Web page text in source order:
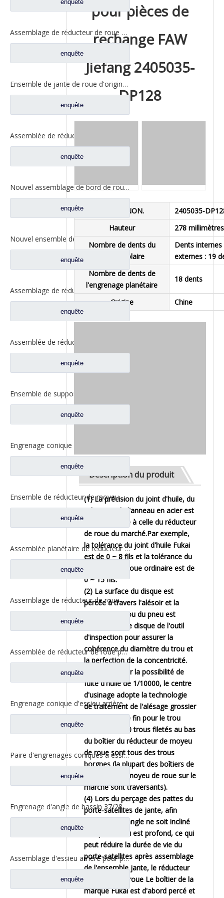
enquête
Assemblage de réducteur de roue de haute qualité pour pièces de rechange FAW Aowei 2405035-A6E
enquête
Ensemble de jante de roue d'origine pour pièces de rechange de camion automatique FAW Aowei 2405035-AOE
enquête
enquête
Nouvel assemblage de bord de roue AC16 pour pièces de camion automatique Sinotruk HOWO AZ9981340370
enquête
Nouvel ensemble de bord de roue AC16 pour pièces de camion automatique Sinotruk HOWO AZ7129340070
enquête
Assemblage de réducteur côté roue pour Shacman Delong F3000 Hande Man essieu pièces de rechange 81.35114.6113
enquête
enquête
enquête
enquête
Ensemble de réducteur de moyeu de roue pour pièces de rechange de camion SAIC-Iveco Hongyan H8B 2405-5801824432
enquête
Assemblée planétaire de réducteur pour les pièces de rechange A463500609 du nord de camion de BENZ Beiben
enquête
Assemblage de réducteur de roue pour pièces de rechange de camion Dongfeng T-LIFT 2405ZHS01-010
enquête
Assemblée de réducteur de roue pour les pièces de rechange HFF2405054CK2BZ-1 de camion de Foton Auman
enquête
Engrenage conique d'essieu arrière pour pièces de rechange AZ9981320157 de camion d'essieu de Sinotruk HOWO AC16
enquête
Paire d'engrenages coniques à essieu moyen 28/21 pour pièces de rechange de camion à essieu Foton Auman Ankai HFF2502038/39CK1BZ
enquête
Engrenage d'angle de bassin 37/28 pour pièces de rechange de camion SAIC-Iveco Hongyan GENLYON H8B 42104456
enquête
Assemblage d'essieu arrière pour pièces de rechange AH71131551957 de camion de Sinotruk HOWO
enquête
pour pièces de
rechange FAW
Jiefang 2405035-
DP128
Modèle NON.
2405035-
Hauteur
278 millimètres
Nombre de dents du
pignon solaire
Dents
externes : 19
Nombre de dents de
l'engrenage planétaire
18 dents
Origine Chine
Description du produit
(1) La précision du joint d'huile, du
robinet et de l'anneau en acier est
1/3 supérieure à celle du réducteur
de roue du marché.Par exemple,
la tolérance du joint d'huile Fukai
est de 0 ~ 8 fils et la tolérance du
réducteur de roue ordinaire est de
0 ~ 15 fils.
(2) La surface du disque est
percée à travers l'alésoir et la
position du trou du pneu est
vérifiée avec le disque de l'outil
d'inspection pour assurer la
cohérence du diamètre du trou et
la perfection de la concentricité.
(3) Afin d'éviter la possibilité de
fuite d'huile de 1/10000, le centre
d'usinage adopte la technologie
de traitement de l'alésage grossier
et de l'alésage fin pour le trou
d'arbre ;Les 10 trous filetés au bas
du boîtier du réducteur de moyeu
de roue sont tous des trous
borgnes (la plupart des boîtiers de
réducteur de moyeu de roue sur le
marché sont traversants).
(4) Lors du perçage des pattes du
porte-satellites de jante, afin
d'éviter que l'angle ne soit incliné
lorsque le trou est profond, ce qui
peut réduire la durée de vie du
porte-satellites après assemblage
de l'ensemble jante, le réducteur
de moyeu de roue Le boîtier de la
marque Fukai est d'abord percé et